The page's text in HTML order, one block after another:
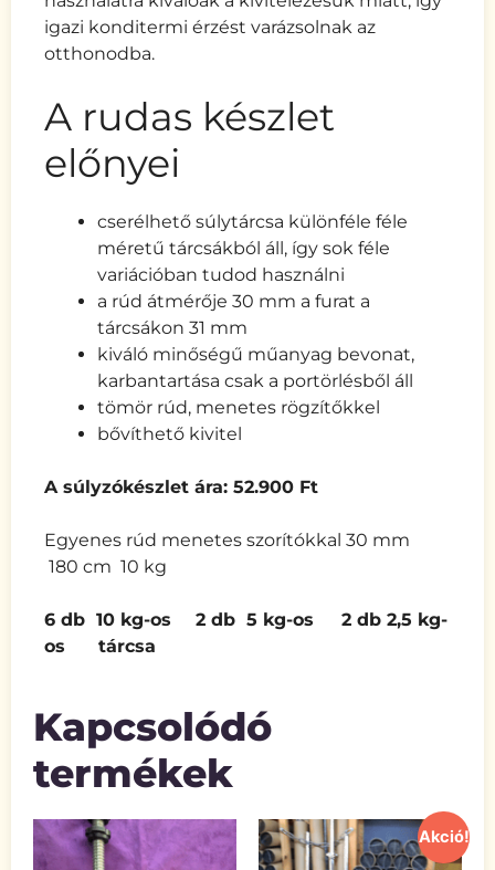
igazi konditermi érzést varázsolnak az
otthonodba.
A rudas készlet
előnyei
cserélhető súlytárcsa különféle féle
méretű tárcsákból áll, így sok féle
variációban tudod használni
a rúd átmérője 30 mm a furat a
tárcsákon 31 mm
kiváló minőségű műanyag bevonat,
karbantartása csak a portörlésből áll
tömör rúd, menetes rögzítőkkel
bővíthető kivitel
A súlyzókészlet ára: 52.900 Ft
Egyenes rúd menetes szorítókkal 30 mm
180 cm 10 kg
6 db 10 kg-os
2 db 5 kg-os 2 db 2,5 kg-
os tárcsa
Kapcsolódó
termékek
Akció!